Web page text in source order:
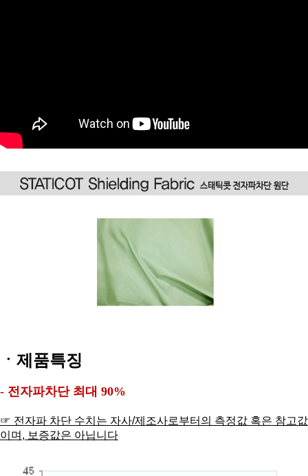
ㆍ제품특징
- 전자파차단 최대 90%
☞ 전자파 차단 수치는 자사/제조사로부터의 측정값 혹은 참고값
이며, 보증값은 아닙니다